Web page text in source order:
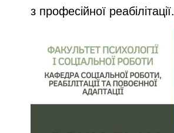
з професійної реабілітації.